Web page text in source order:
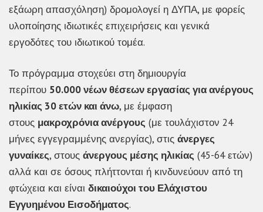
εξάωρη απασχόληση) δρομολογεί η ΔΥΠΑ, με φορείς
υλοποίησης ιδιωτικές επιχειρήσεις και γενικά
εργοδότες του ιδιωτικού τομέα.
Το πρόγραμμα στοχεύει στη δημιουργία
περίπου 50.000 νέων θέσεων εργασίας για ανέργους
ηλικίας 30 ετών και άνω, με έμφαση
στους μακροχρόνια ανέργους (με τουλάχιστον 24
μήνες εγγεγραμμένης ανεργίας), στις άνεργες
γυναίκες, στους άνεργους μέσης ηλικίας (45-64 ετών)
αλλά και σε όσους πλήττονται ή κινδυνεύουν από τη
φτώχεια και είναι δικαιούχοι του Ελάχιστου
Εγγυημένου Εισοδήματος.